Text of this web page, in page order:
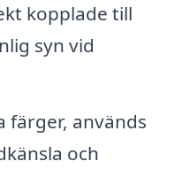
kopplade till
syn vid
färger, används
och